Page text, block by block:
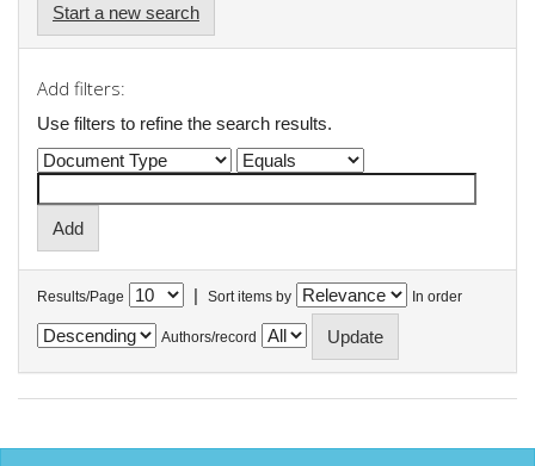
Start a new search
Add filters:
Use filters to refine the search results.
Results/Page | Sort items by In order
Authors/record